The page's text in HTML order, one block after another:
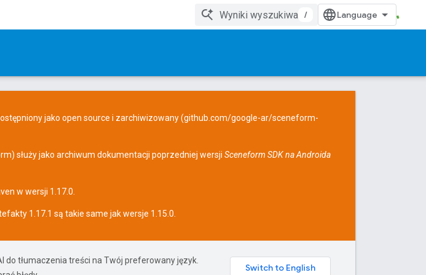
/
jako open source i zarchiwizowany (github.com/google-ar/sceneform-
) służy jako archiwum dokumentacji poprzedniej wersji Sceneform SDK na Androida
w wersji 1.17.0.
1.17.1 są takie same jak wersje 1.15.0.
do tłumaczenia treści na Twój preferowany język.